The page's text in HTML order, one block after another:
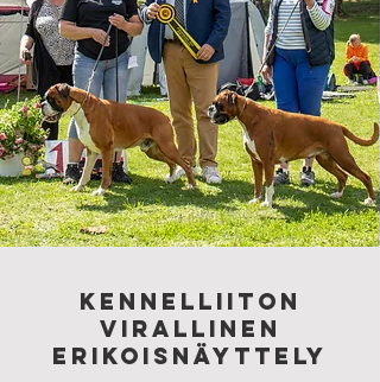
kENNELLIITON
VIRALLINEN
ERIKOISNÄYTTELY